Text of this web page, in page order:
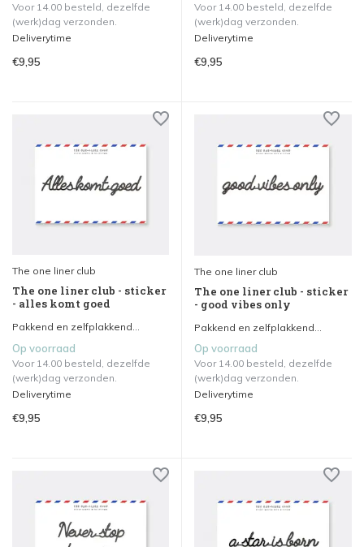
Voor 14.00 besteld, dezelfde
(werk)dag verzonden.
Deliverytime
€9,95
Voor 14.00 besteld, dezelfde
(werk)dag verzonden.
Deliverytime
€9,95
The one liner club
The one liner club - sticker
- alles komt goed
Pakkend en zelfplakkend...
Op voorraad
Voor 14.00 besteld, dezelfde
(werk)dag verzonden.
Deliverytime
€9,95
The one liner club
The one liner club - sticker
- good vibes only
Pakkend en zelfplakkend...
Op voorraad
Voor 14.00 besteld, dezelfde
(werk)dag verzonden.
Deliverytime
€9,95